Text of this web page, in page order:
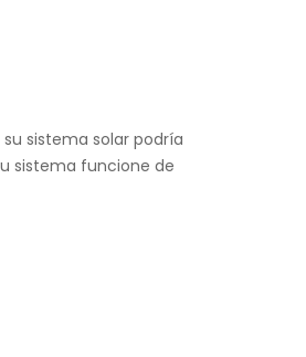
sistema solar podría
sistema funcione de